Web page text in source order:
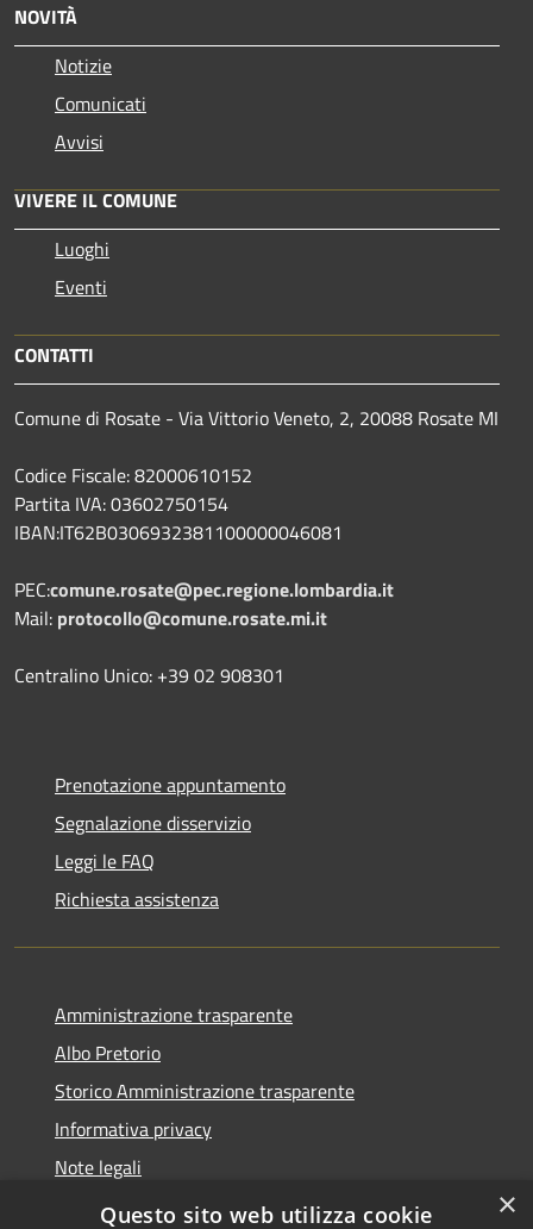
NOVITÀ
Notizie
Comunicati
Avvisi
VIVERE IL COMUNE
Luoghi
Eventi
CONTATTI
Comune di Rosate - Via Vittorio Veneto, 2, 20088 Rosate MI
Codice Fiscale: 82000610152
Partita IVA: 03602750154
IBAN:IT62B0306932381100000046081
PEC:comune.rosate@pec.regione.lombardia.it
Mail: protocollo@comune.rosate.mi.it
Centralino Unico: +39 02 908301
Prenotazione appuntamento
Segnalazione disservizio
Leggi le FAQ
Richiesta assistenza
Amministrazione trasparente
Albo Pretorio
Storico Amministrazione trasparente
Informativa privacy
Note legali
Dichiarazione di accessibilità
×
Questo sito web utilizza cookie